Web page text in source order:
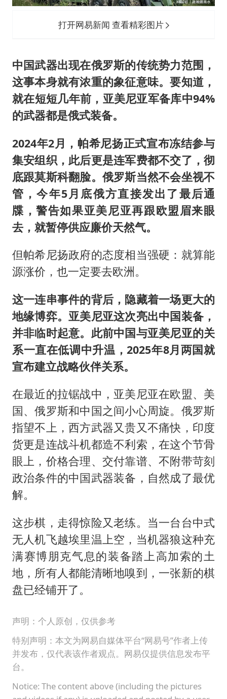
打开网易新闻 查看精彩图片
中国武器出现在俄罗斯的传统势力范围，
这事本身就有浓重的象征意味。要知道，
就在短短几年前，亚美尼亚军备库中94%
的武器都是俄式装备。
2024年2月，帕希尼扬正式宣布冻结参与
集安组织，此后更是连军费都不交了，彻
底跟莫斯科翻脸。俄罗斯当然不会坐视不
管，今年5月底俄方直接发出了最后通
牒，警告如果亚美尼亚再跟欧盟眉来眼
去，就暂停供应廉价天然气。
但帕希尼扬政府的态度相当强硬：就算能
源涨价，也一定要去欧洲。
这一连串事件的背后，隐藏着一场更大的
地缘博弈。亚美尼亚这次亮出中国装备，
并非临时起意。此前中国与亚美尼亚的关
系一直在低调中升温，2025年8月两国就
宣布建立战略伙伴关系。
在最近的拉锯战中，亚美尼亚在欧盟、美
国、俄罗斯和中国之间小心周旋。俄罗斯
指望不上，西方武器又贵又不痛快，印度
货更是连战斗机都造不利索，在这个节骨
眼上，价格合理、交付靠谱、不附带苛刻
政治条件的中国武器装备，自然成了最优
解。
这步棋，走得惊险又老练。当一台台中式
无人机飞越埃里温上空，当机器狼这种充
满赛博朋克气息的装备踏上高加索的土
地，所有人都能清晰地嗅到，一张新的棋
盘已经铺开了。
声明：个人原创，仅供参考
特别声明：本文为网易自媒体平台“网易号”作者上传
并发布，仅代表该作者观点。网易仅提供信息发布平
台。
Notice: The content above (including the pictures